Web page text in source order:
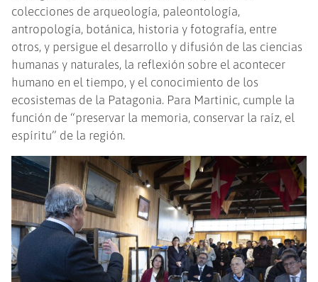
colecciones de arqueología, paleontología,
antropología, botánica, historia y fotografía, entre
otros, y persigue el desarrollo y difusión de las ciencias
humanas y naturales, la reflexión sobre el acontecer
humano en el tiempo, y el conocimiento de los
ecosistemas de la Patagonia. Para Martinic, cumple la
función de “preservar la memoria, conservar la raíz, el
espíritu” de la región.